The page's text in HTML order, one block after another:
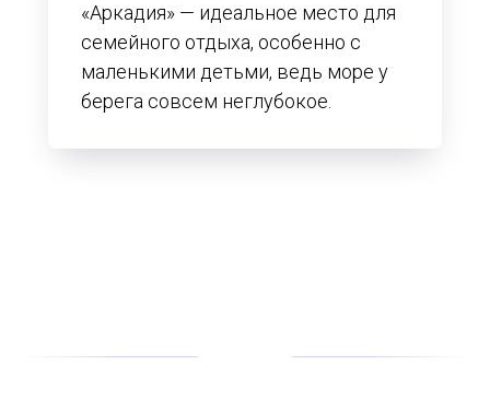
«Аркадия» — идеальное место для
семейного отдыха, особенно с
маленькими детьми, ведь море у
берега совсем неглубокое.